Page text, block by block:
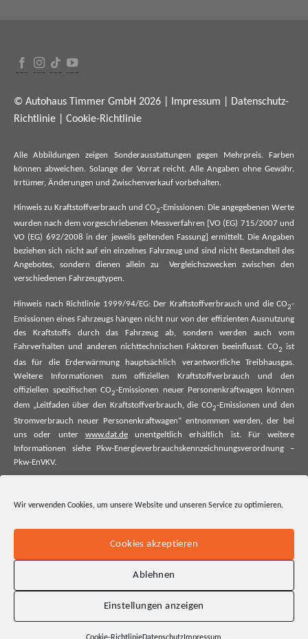
Wir verwenden Cookies, um unsere Website und unseren Service zu optimieren.
Cookies akzeptieren
Ablehnen
Einstellungen anzeigen
© Autohaus Timmer GmbH 2026 | Impressum
Datenschutz-
Richtlinie
Cookie-Richtlinie
Alle Abbildungen zeigen Sonderausstattungen gegen Mehrpreis. Farben
können abweichen. Solange der Vorrat reicht. Alle Angaben ohne Gewähr.
Irrtümer, Änderungen und Zwischenverkauf vorbehalten.
Hinweis zu Kraftstoffverbrauch und CO2-Emissionen: Die angegebenen Werte
wurden nach dem vorgeschriebenen Messverfahren [VO (EG) 715/2007 und
VO (EG) 692/2008 in der jeweils geltenden Fassung] ermittelt. Die Angaben
beziehen sich nicht auf ein einzelnes Fahrzeug und sind nicht Bestandteil des
Angebotes, sondern dienen allein zu Vergleichszwecken zwischen den
verschiedenen Fahrzeugtypen.
Hinweis nach Richtlinie 1999/94/EG: Der Kraftstoffverbrauch und die CO2-
Emissionen eines Fahrzeugs hängen nicht nur von der effizienten Ausnutzung
des Kraftstoffs durch das Fahrzeug ab, sondern werden auch vom
Fahrverhalten und anderen nichttechnischen Faktoren beeinflusst. CO2
ist
das für die Erderwärmung hauptsächlich verantwortliche Treibhausgas.
Weitere Informationen zum offiziellen Kraftstoffverbrauch und den
offiziellen spezifischen CO2-Emissionen neuer Personenkraftwagen können
dem „Leitfaden über den Kraftstoffverbrauch, die CO2-Emissionen und den
Stromverbrauch neuer Personenkraftwagen“ entnommen werden, der bei
uns oder unter www.dat.deunentgeltlich erhältlich ist. Für weitere
Informationen siehe Pkw-Energieverbrauchskennzeichnungsverordnung –
Pkw-EnVKV.
offiziellen spezifischen CO₂-Emissionen und ggf. zum Stromverbrauch neuer
offiziellen spezifischen CO₂-Emissionen und den offiziellen Stromverbrauch
neuer Pkw entnommen werden. Dieser ist an allen Verkaufsstellen und bei
der Deutschen Automobil Treuhand GmbH unentgeltlich erhältlich, sowie